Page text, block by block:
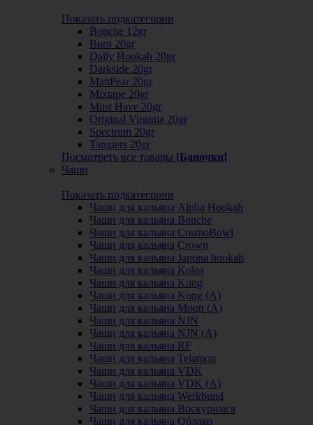
Показать подкатегории
Bonche 12gr
Burn 20gr
Daily Hookah 20gr
Darkside 20gr
MattPear 20gr
Mixtape 20gr
Must Have 20gr
Original Virginia 20gr
Spectrum 20gr
Tangiers 20gr
Посмотреть все товары [Баночки]
Чаши
Показать подкатегории
Чаши для кальяна Alpha Hookah
Чаши для кальяна Bonche
Чаши для кальяна CosmoBowl
Чаши для кальяна Crown
Чаши для кальяна Japona hookah
Чаши для кальяна Kolos
Чаши для кальяна Kong
Чаши для кальяна Kong (A)
Чаши для кальяна Moon (А)
Чаши для кальяна NJN
Чаши для кальяна NJN (А)
Чаши для кальяна RF
Чаши для кальяна Telamon
Чаши для кальяна VDK
Чаши для кальяна VDK (А)
Чаши для кальяна Werkbund
Чаши для кальяна Воскуримся
Чаши для кальяна Облако